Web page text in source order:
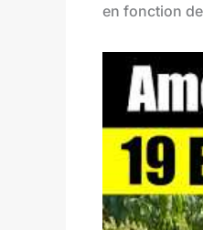
en fonction